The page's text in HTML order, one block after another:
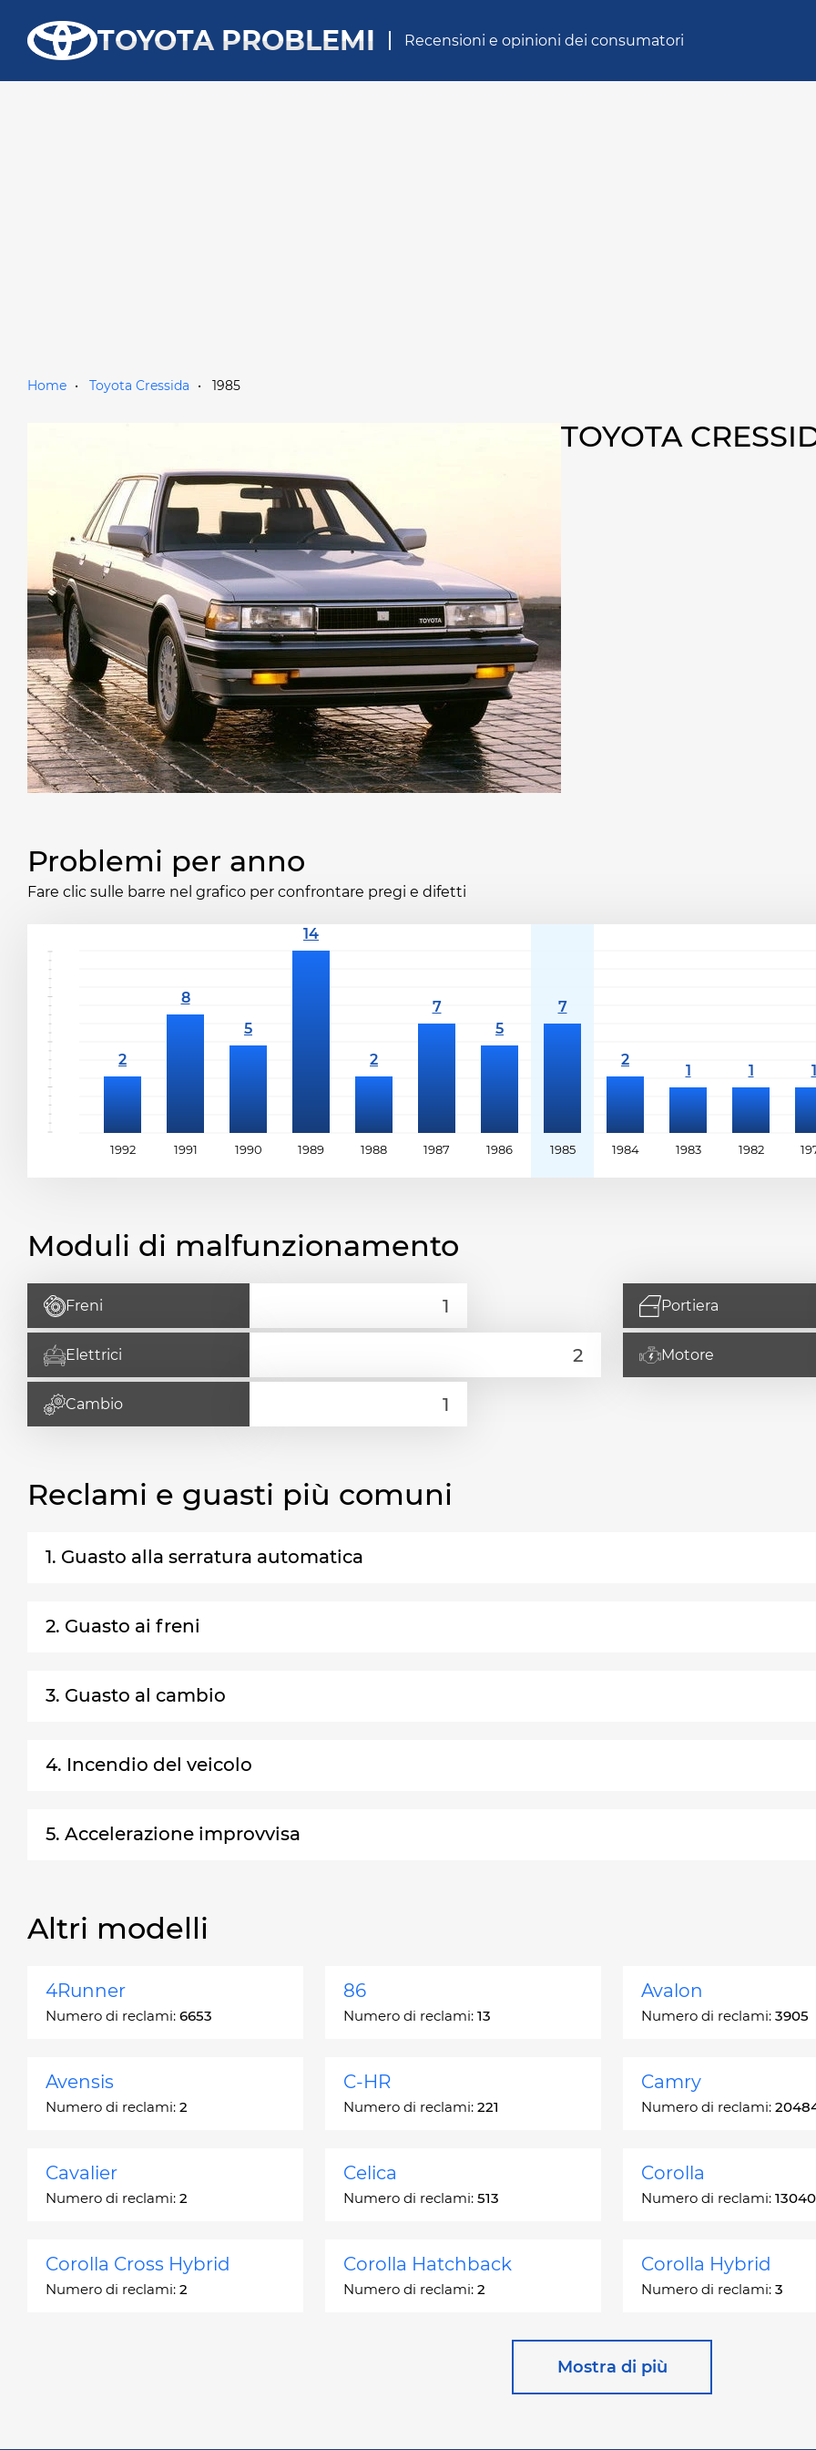
TOYOTA PROBLEMI Recensioni e opinioni dei consumatori
Home Toyota Cressida 1985
TOYOTA
Problemi per anno
Fare clic sulle barre nel grafico per confrontare pregi e difetti
1992 1991 1990 1989 1988 1987 1986 1985 1984 1983 1982
Moduli di malfunzionamento
Freni Portiera
Elettrici Motore
Cambio
Reclami e guasti più comuni
1. Guasto alla serratura automatica
2. Guasto ai freni
3. Guasto al cambio
4. Incendio del veicolo
5. Accelerazione improvvisa
Altri modelli
4Runner
Numero di reclami: 6653
86
Numero di reclami: 13
Avalon
Numero di reclami: 3905
Avensis
Numero di reclami: 2
C-HR
Numero di reclami: 221
Camry
Numero di reclami:
Cavalier
Numero di reclami: 2
Celica
Numero di reclami: 513
Corolla
Numero di reclami: 13040
Corolla Cross Hybrid
Numero di reclami: 2
Corolla Hatchback
Numero di reclami: 2
Corolla Hybrid
Numero di reclami: 3
Cressida
Numero di reclami:
Mostra di più